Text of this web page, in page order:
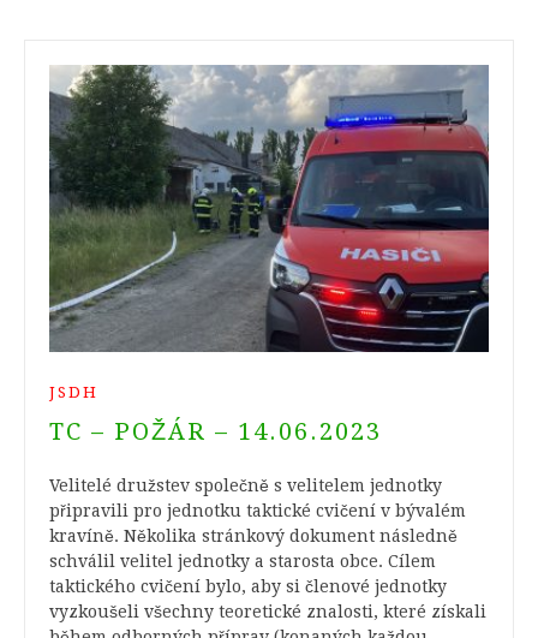
JSDH
TC – POŽÁR – 14.06.2023
Velitelé družstev společně s velitelem jednotky
připravili pro jednotku taktické cvičení v bývalém
kravíně. Několika stránkový dokument následně
schválil velitel jednotky a starosta obce. Cílem
taktického cvičení bylo, aby si členové jednotky
vyzkoušeli všechny teoretické znalosti, které získali